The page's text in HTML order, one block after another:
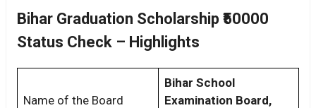
Bihar Graduation Scholarship ₹50000
Status Check – Highlights
Name of the Board
Bihar School
Examination Board,